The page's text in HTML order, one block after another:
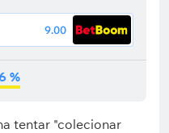
%
9.00
tentar "colecionar